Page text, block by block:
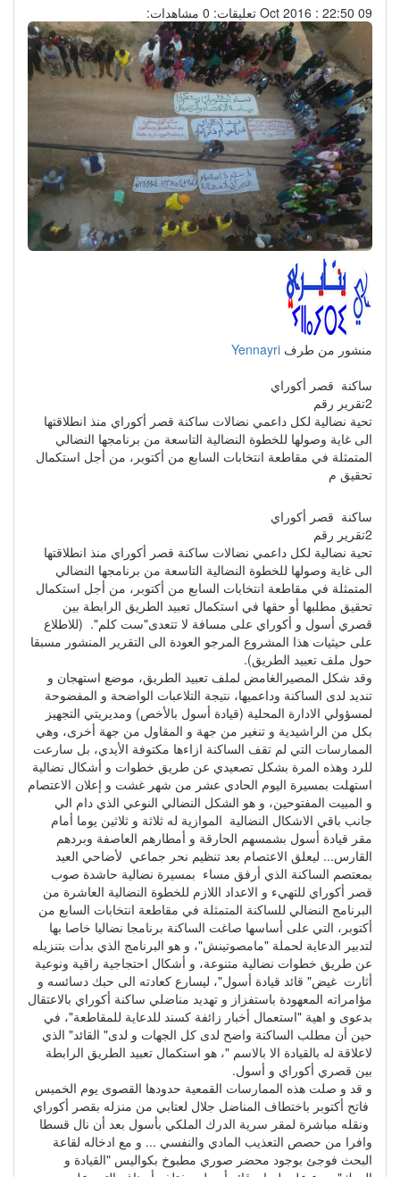
تعليقات: 0 مشاهدات:
منشور من طرفYennayri
ساكنة قصر أكوراي
تحية نضالية لكل داعمي نضالات ساكنة قصر أكوراي منذ انطلاقتها
الى غاية وصولها للخطوة النضالية التاسعة من برنامجها النضالي
المتمثلة في مقاطعة انتخابات السابع من أكتوبر، من أجل استكمال
تحقيق م
ساكنة قصر أكوراي
تحية نضالية لكل داعمي نضالات ساكنة قصر أكوراي منذ انطلاقتها
الى غاية وصولها للخطوة النضالية التاسعة من برنامجها النضالي
المتمثلة في مقاطعة انتخابات السابع من أكتوبر، من أجل استكمال
تحقيق مطلبها أو حقها في استكمال تعبيد الطريق الرابطة بين
قصري أسول و أكوراي على مسافة لا تتعدى"ست كلم". (للاطلاع
على حيثيات هذا المشروع المرجو العودة الى التقرير المنشور مسبقا
حول ملف تعبيد الطريق).
وقد شكل المصيرالغامض لملف تعبيد الطريق، موضع استهجان و
تنديد لدى الساكنة وداعميها، نتيجة التلاعبات الواضحة و المفضوحة
لمسؤولي الادارة المحلية (قيادة أسول بالأخص) ومديريتي التجهيز
بكل من الراشيدية و تنغير من جهة و المقاول من جهة أخرى، وهي
الممارسات التي لم تقف الساكنة ازاءها مكتوفة الأيدي، بل سارعت
للرد وهذه المرة بشكل تصعيدي عن طريق خطوات و أشكال نضالية
استهلت بمسيرة اليوم الحادي عشر من شهر غشت و إعلان الاعتصام
و المبيت المفتوحين، و هو الشكل النضالي النوعي الذي دام الي
جانب باقي الاشكال النضالية الموازية له ثلاثة و ثلاثين يوما أمام
مقر قيادة أسول بشمسهم الحارقة و أمطارهم العاصفة وبردهم
القارس... ليعلق الاعتصام بعد تنظيم نحر جماعي لأضاحي العيد
بمعتصم الساكنة الذي أرفق مساء بمسيرة نضالية حاشدة صوب
قصر أكوراي للتهيء و الاعداد اللازم للخطوة النضالية العاشرة من
البرنامج النضالي للساكنة المتمثلة في مقاطعة انتخابات السابع من
أكتوبر، التي على أساسها صاغت الساكنة برنامجا نضاليا خاصا بها
لتدبير الدعاية لحملة "مامصوتينش"، و هو البرنامج الذي بدأت بتنزيله
عن طريق خطوات نضالية متنوعة، و أشكال احتجاجية راقية ونوعية
أثارت غيض" قائد قيادة أسول"، ليسارع كعادته الى حبك دسائسه و
مؤامراته المعهودة باستفزاز و تهديد مناضلي ساكنة أكوراي بالاعتقال
بدعوى و اهية "استعمال أخبار زائفة كسند للدعاية للمقاطعة"، في
حين أن مطلب الساكنة واضح لدى كل الجهات و لدى" القائد" الذي
لاعلاقة له بالقيادة الا بالاسم "، هو استكمال تعبيد الطريق الرابطة
بين قصري أكوراي و أسول.
و قد و صلت هذه الممارسات القمعية حدودها القصوى يوم الخميس
فاتح أكتوبر باختطاف المناضل جلال لعتابي من منزله بقصر أكوراي
ونقله مباشرة لمقر سرية الدرك الملكي بأسول بعد أن نال قسطا
وافرا من حصص التعذيب المادي والنفسي ... و مع ادخاله لقاعة
البحث فوجئ بوجود محضر صوري مطبوخ بكواليس "القيادة و